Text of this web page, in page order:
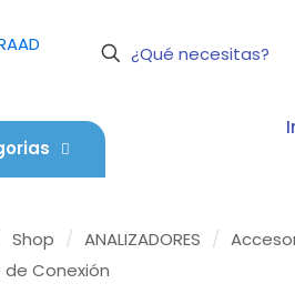
Shop / ANALIZADORES /
de Conexión